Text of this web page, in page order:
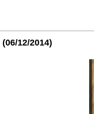
(06/12/2014)